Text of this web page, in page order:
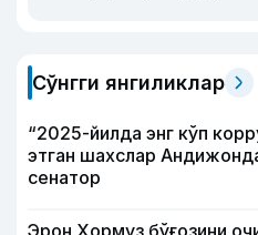
Сўнгги янгиликлар
“2025-йилда энг кўп
этган шахслар
сенатор